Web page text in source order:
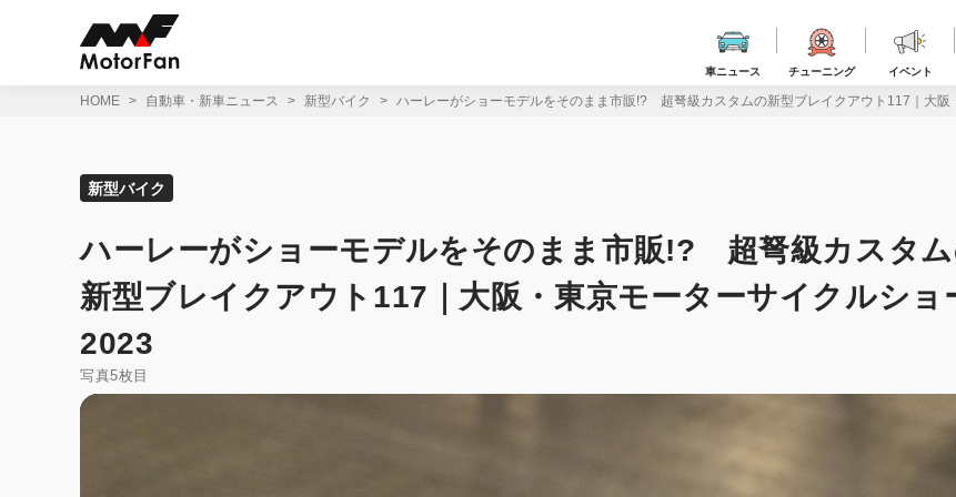
車ニュース チューニング イベント
HOME 自動車・新車ニュース 新型バイク ハーレーがショーモデルをそのまま市販!? 超弩級カスタムの新型ブレイクアウト117｜大阪
新型バイク
ハーレーがショーモデルをそのまま市販!? 超弩級カスタ
新型ブレイクアウト117｜大阪・東京モーターサイクルショ
2023
写真5枚目